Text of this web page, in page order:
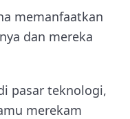
memanfaatkan
dan mereka
pasar teknologi,
merekam